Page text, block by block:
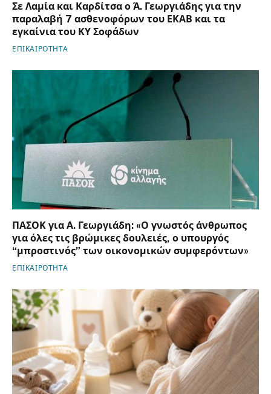
Σε Λαμία και Καρδίτσα ο Ά. Γεωργιάδης για την
παραλαβή 7 ασθενοφόρων του ΕΚΑΒ και τα
εγκαίνια του ΚΥ Σοφάδων
ΕΠΙΚΑΙΡΟΤΗΤΑ
ΠΑΣΟΚ για Α. Γεωργιάδη: «Ο γνωστός άνθρωπος
για όλες τις βρώμικες δουλειές, ο υπουργός
“μπροστινός” των οικονομικών συμφερόντων»
ΕΠΙΚΑΙΡΟΤΗΤΑ